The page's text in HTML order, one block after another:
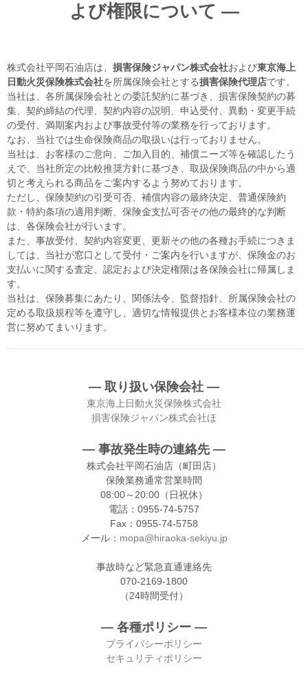
よび権限について ―
株式会社平岡石油店は、 損害保険ジャパン株式会社および東京海上
日動火災保険株式会社を所属保険会社とする損害保険代理店です。
当社は、各所属保険会社との委託契約に基づき、損害保険契約の募
集、契約締結の代理、契約内容の説明、申込受付、異動・変更手続
の受付、満期案内および事故受付等の業務を行っております。
なお、当社では生命保険商品の取扱いは行っておりません。
当社は、お客様のご意向、ご加入目的、補償ニーズ等を確認したう
えで、当社所定の比較推奨方針に基づき、取扱保険商品の中から適
切と考えられる商品をご案内するよう努めております。
ただし、保険契約の引受可否、補償内容の最終決定、普通保険約
款・特約条項の適用判断、保険金支払可否その他の最終的な判断
は、各保険会社が行います。
また、事故受付、契約内容変更、更新その他の各種お手続につきま
しては、当社が窓口として受付・ご案内を行いますが、保険金のお
支払いに関する査定、認定および決定権限は各保険会社に帰属しま
す。
当社は、保険募集にあたり、関係法令、監督指針、所属保険会社の
定める取扱規程等を遵守し、適切な情報提供とお客様本位の業務運
営に努めてまいります。
― 取り扱い保険会社 ―
東京海上日動火災保険株式会社
損害保険ジャパン株式会社ほ
― 事故発生時の連絡先 ―
株式会社平岡石油店（町田店）
保険業務通常営業時間
08:00～20:00（日祝休）
電話：0955-74-5757
Fax：0955-74-5758
メール： mopa@hiraoka-sekiyu.jp
事故時など緊急直通連絡先
070-2169-1800
（24時間受付）
― 各種ポリシー ―
プライバシーポリシー
セキュリティポリシー